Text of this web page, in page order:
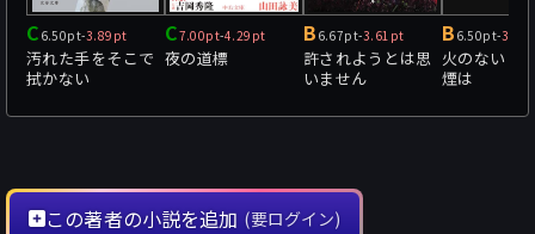
C 6.50pt-3.89pt
汚れた手をそこで
拭かない
C7.00pt-4.29pt
夜の道標
B 6.67pt-3.61pt
許されようとは思
いません
B 6.50pt-
火のないと
煙は
この著者の小説を追加 (要ログイン)